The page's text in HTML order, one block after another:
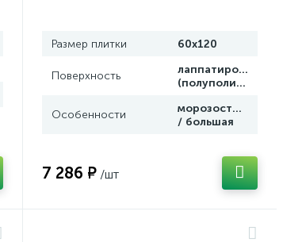
Размер плитки 60x120
Поверхность
лаппатированная
(полуполир.)
Особенности
морозостойкая
/ большая
7 286 ₽ /шт